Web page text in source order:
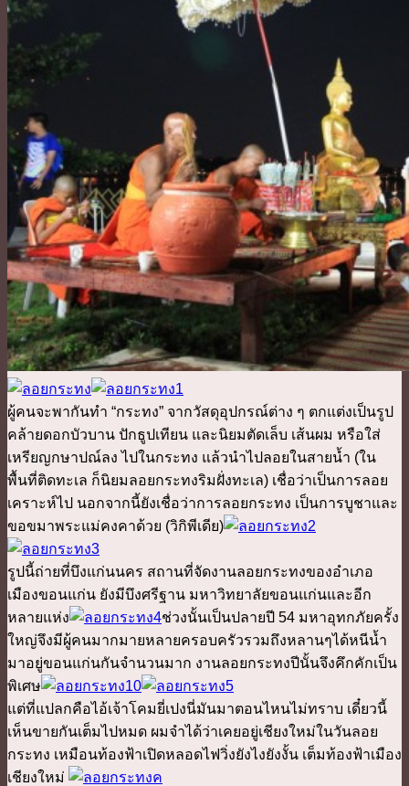
ผู้คนจะพากันทำ “กระทง” จากวัสดุอุปกรณ์ต่าง ๆ ตกแต่งเป็นรูป
คล้ายดอกบัวบาน ปักธูปเทียน และนิยมตัดเล็บ เส้นผม หรือใส่
เหรียญกษาปณ์ลง ไปในกระทง แล้วนำไปลอยในสายน้ำ (ใน
พื้นที่ติดทะเล ก็นิยมลอยกระทงริมฝั่งทะเล) เชื่อว่าเป็นการลอย
เคราะห์ไป นอกจากนี้ยังเชื่อว่าการลอยกระทง เป็นการบูชาและ
ขอขมาพระแม่คงคาด้วย (วิกิพีเดีย)
รูปนี้ถ่ายที่บึงแก่นนคร สถานที่จัดงานลอยกระทงของอำเภอ
เมืองขอนแก่น ยังมีบึงศรีฐาน มหาวิทยาลัยขอนแก่นและอีก
หลายแห่ง
ช่วงนั้นเป็นปลายปี 54 มหาอุทกภัยครั้ง
ใหญ่จึงมีผู้คนมากมายหลายครอบครัวรวมถึงหลานๆได้หนีน้ำ
มาอยู่ขอนแก่นกันจำนวนมาก งานลอยกระทงปีนั้นจึงคึกคักเป็น
พิเศษ
แต่ที่แปลกคือไอ้เจ้าโคมยี่เปงนี่มันมาตอนไหนไม่ทราบ เดี๋ยวนี้
เห็นขายกันเต็มไปหมด ผมจำได้ว่าเคยอยู่เชียงใหม่ในวันลอย
กระทง เหมือนท้องฟ้าเปิดหลอดไฟวิ่งยังไงยังงั้น เต็มท้องฟ้าเมือง
เชียงใหม่